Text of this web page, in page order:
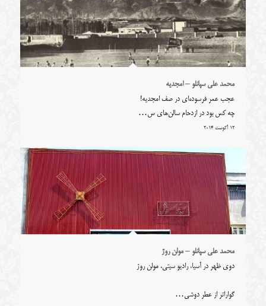
محمد علی سپانلو – امجدیه
عجب عمر فرسوده‌ای در صف امجدیه!
چه کس بود در ازدحام سالن‌های س…
12 آگوست 2014
محمد علی سپانلو – مولن روژ
دوی ظهر در آسیا، رادیو سیتی، مولن روژ
گواراتر از عطر دوشی…